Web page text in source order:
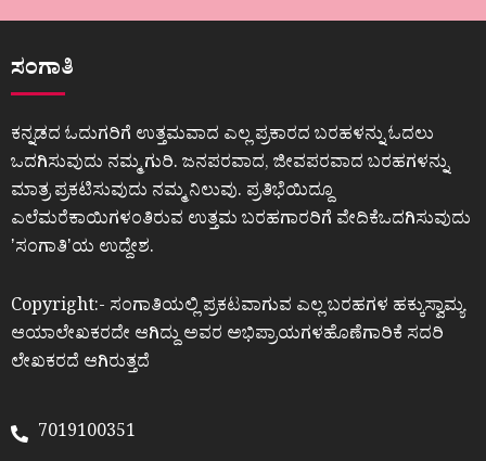
ಸಂಗಾತಿ
ಕನ್ನಡದ ಓದುಗರಿಗೆ ಉತ್ತಮವಾದ ಎಲ್ಲ ಪ್ರಕಾರದ ಬರಹಳನ್ನು ಓದಲು
ಒದಗಿಸುವುದು ನಮ್ಮ ಗುರಿ. ಜನಪರವಾದ, ಜೀವಪರವಾದ ಬರಹಗಳನ್ನು
ಮಾತ್ರ ಪ್ರಕಟಿಸುವುದು ನಮ್ಮ ನಿಲುವು. ಪ್ರತಿಭೆಯಿದ್ದೂ
ಎಲೆಮರೆಕಾಯಿಗಳಂತಿರುವ ಉತ್ತಮ ಬರಹಗಾರರಿಗೆ ವೇದಿಕೆಒದಗಿಸುವುದು
ʼಸಂಗಾತಿʼಯ ಉದ್ದೇಶ.
Copyright:- ಸಂಗಾತಿಯಲ್ಲಿ ಪ್ರಕಟವಾಗುವ ಎಲ್ಲ ಬರಹಗಳ ಹಕ್ಕುಸ್ವಾಮ್ಯ
ಆಯಾಲೇಖಕರದೇ ಆಗಿದ್ದು ಅವರ ಅಭಿಪ್ರಾಯಗಳಹೊಣೆಗಾರಿಕೆ ಸದರಿ
ಲೇಖಕರದೆ ಆಗಿರುತ್ತದೆ
7019100351